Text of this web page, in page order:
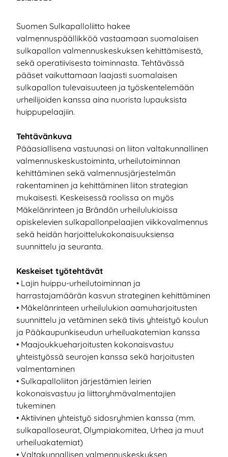
Suomen Sulkapalloliitto hakee
valmennuspäällikköä vastaamaan suomalaisen
sulkapallon valmennuskeskuksen kehittämisestä,
sekä operatiivisesta toiminnasta. Tehtävässä
pääset vaikuttamaan laajasti suomalaisen
sulkapallon tulevaisuuteen ja työskentelemään
urheilijoiden kanssa aina nuorista lupauksista
huippupelaajiin.
Tehtävänkuva
Pääasiallisena vastuunasi on liiton valtakunnallinen
valmennuskeskustoiminta, urheilutoiminnan
kehittäminen sekä valmennusjärjestelmän
rakentaminen ja kehittäminen liiton strategian
mukaisesti. Keskeisessä roolissa on myös
Mäkelänrinteen ja Brändön urheilulukioissa
opiskelevien sulkapallonpelaajien viikkovalmennus
sekä heidän harjoittelukokonaisuuksiensa
suunnittelu ja seuranta.
Keskeiset työtehtävät
• Lajin huippu-urheilutoiminnan ja
harrastajamäärän kasvun strateginen kehittäminen
• Mäkelänrinteen urheilulukion aamuharjoitusten
suunnittelu ja vetäminen sekä tiivis yhteistyö koulun
ja Pääkaupunkiseudun urheiluakatemian kanssa
• Maajoukkueharjoitusten kokonaisvastuu
yhteistyössä seurojen kanssa sekä harjoitusten
valmentaminen
• Sulkapalloliiton järjestämien leirien
kokonaisvastuu ja liittoryhmävalmentajien
tukeminen
• Aktiivinen yhteistyö sidosryhmien kanssa (mm.
sulkapalloseurat, Olympiakomitea, Urhea ja muut
urheiluakatemiat)
• Valtakunnallisen valmennuskeskuksen